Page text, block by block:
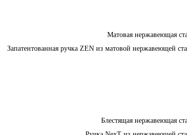
Матовая нержавеющая
Запатентованная ручка ZEN из матовой нержавеющей
Блестящая нержавеющая